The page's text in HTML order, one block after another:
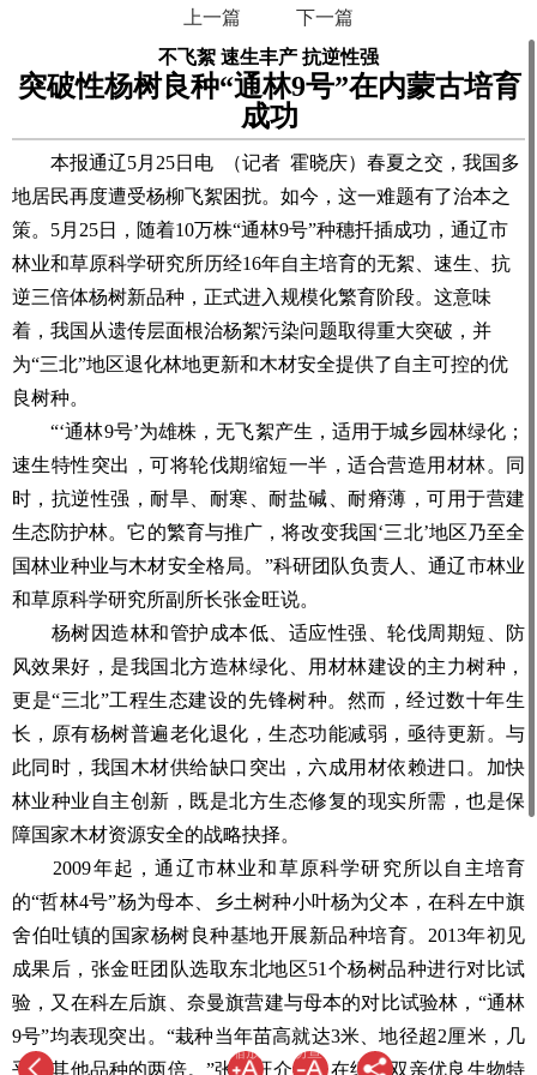
上一篇
下一篇
不飞絮 速生丰产 抗逆性强
突破性杨树良种“通林9号”在内蒙古培育
成功
本报通辽5月25日电 （记者 霍晓庆）春夏之交，我国多
地居民再度遭受杨柳飞絮困扰。如今，这一难题有了治本之
策。5月25日，随着10万株“通林9号”种穗扦插成功，通辽市
林业和草原科学研究所历经16年自主培育的无絮、速生、抗
逆三倍体杨树新品种，正式进入规模化繁育阶段。这意味
着，我国从遗传层面根治杨絮污染问题取得重大突破，并
为“三北”地区退化林地更新和木材安全提供了自主可控的优
良树种。
“‘通林9号’为雄株，无飞絮产生，适用于城乡园林绿化；
速生特性突出，可将轮伐期缩短一半，适合营造用材林。同
时，抗逆性强，耐旱、耐寒、耐盐碱、耐瘠薄，可用于营建
生态防护林。它的繁育与推广，将改变我国‘三北’地区乃至全
国林业种业与木材安全格局。”科研团队负责人、通辽市林业
和草原科学研究所副所长张金旺说。
杨树因造林和管护成本低、适应性强、轮伐周期短、防
风效果好，是我国北方造林绿化、用材林建设的主力树种，
更是“三北”工程生态建设的先锋树种。然而，经过数十年生
长，原有杨树普遍老化退化，生态功能减弱，亟待更新。与
此同时，我国木材供给缺口突出，六成用材依赖进口。加快
林业种业自主创新，既是北方生态修复的现实所需，也是保
障国家木材资源安全的战略抉择。
2009年起，通辽市林业和草原科学研究所以自主培育
的“哲林4号”杨为母本、乡土树种小叶杨为父本，在科左中旗
舍伯吐镇的国家杨树良种基地开展新品种培育。2013年初见
成果后，张金旺团队选取东北地区51个杨树品种进行对比试
验，又在科左后旗、奈曼旗营建与母本的对比试验林，“通林
9号”均表现突出。“栽种当年苗高就达3米、地径超2厘米，几
乎是其他品种的两倍。”张金旺介绍，在继承双亲优良生物特
双指缩放 · 拖动查看